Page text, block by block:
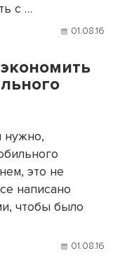
с …
01.08.16
нужно,
это не
написано
чтобы было
01.08.16